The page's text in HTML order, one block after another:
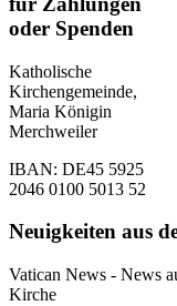
oder Spenden
Katholische
Kirchengemeinde,
Maria Königin
Merchweiler
IBAN: DE45 5925
2046 0100 5013 52
Neuigkeiten aus
Vatican News - News
Kirche